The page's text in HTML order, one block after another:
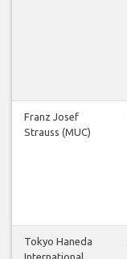
Franz Josef
Strauss (MUC)
Tokyo Haneda
International